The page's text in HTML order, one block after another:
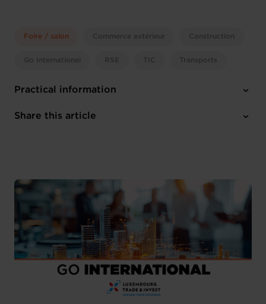
Foire / salon Commerce extérieur Construction
Go International RSE TIC Transports
Practical information
Tuesday 3 Nov 2026 > Thursday 5 Nov 2026
Share this article